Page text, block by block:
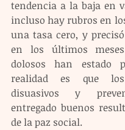
tendencia a la baja en
incluso hay rubros en
una tasa cero, y
en los últimos
dolosos han estado
realidad es que los
disuasivos y
entregado buenos
de la paz social.